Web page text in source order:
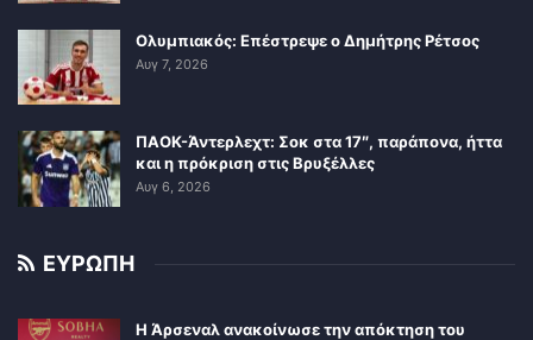
Ολυμπιακός: Επέστρεψε ο Δημήτρης Ρέτσος
Αυγ 7, 2026
ΠΑΟΚ-Άντερλεχτ: Σοκ στα 17″, παράπονα, ήττα
και η πρόκριση στις Βρυξέλλες
Αυγ 6, 2026
ΕΥΡΩΠΗ
Η Άρσεναλ ανακοίνωσε την απόκτηση του